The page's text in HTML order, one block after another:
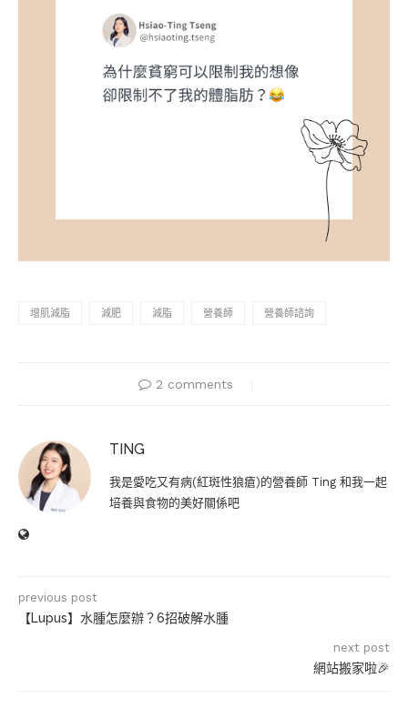
增肌減脂 減肥 減脂 營養師 營養師諮詢
2 comments
TING
我是愛吃又有病(紅斑性狼瘡)的營養師 Ting 和我一起
培養與食物的美好關係吧
previous post
【Lupus】水腫怎麼辦？6招破解水腫
next post
網站搬家啦🎉